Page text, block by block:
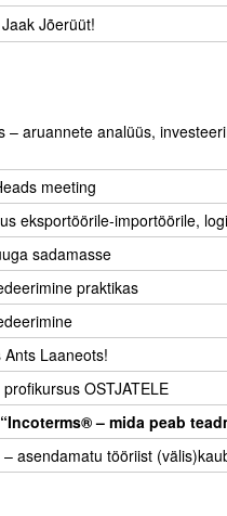
Jõerüüt!
– aruannete analüüs,
meeting
eksportöörile-importöörile,
sadamasse
praktikas
Ants Laaneots!
OSTJATELE
“Incoterms® – mida peab
asendamatu tööriist